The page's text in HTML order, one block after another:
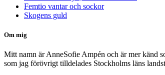
Femtio vantar och sockor
Skogens guld
Om mig
Mitt namn är AnneSofie Ampén och är mer känd
som jag förövrigt tilldelades Stockholms läns